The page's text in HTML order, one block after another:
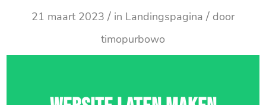
21 maart 2023 / in Landingspagina / door
timopurbowo